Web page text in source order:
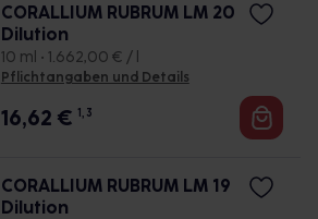
CORALLIUM RUBRUM LM 20
Dilution
10 ml • 1.662,00 € / l
Pflichtangaben und Details
16,62 € 1, 3
CORALLIUM RUBRUM LM 19
Dilution